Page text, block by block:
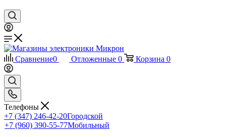
Сравнение0 Отложенные 0 Корзина 0
Телефоны
+7 (347) 246-42-20Городской
+7 (960) 390-55-77Мобильный